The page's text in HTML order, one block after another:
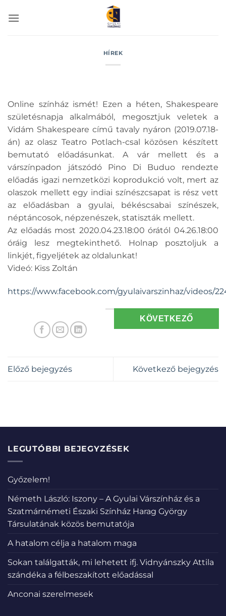
HÍREK
Online színház ismét! Ezen a héten, Shakespeare
születésnapja alkalmából, megosztjuk veletek a
Vidám Shakespeare című tavaly nyáron (2019.07.18-
án) az olasz Teatro Potlach-csal közösen készített
bemutató előadásunkat. A vár mellett és a
várszínpadon játszódó Pino Di Buduo rendezte
előadás igazi nemzetközi koprodukció volt, mert az
olaszok mellett egy indiai színészcsapat is rész vett
az előadásban a gyulai, békéscsabai színészek,
néptáncosok, népzenészek, statiszták mellett.
Az előadás most 2020.04.23.18:00 órától 04.26.18:00
óráig lesz megtekinthető. Holnap posztoljuk a
linkjét, figyeljétek az oldalunkat!
Videó: Kiss Zoltán
https://www.facebook.com/gyulaivarszinhaz/videos/
KÖVETKEZŐ
Előző bejegyzés Következő bejegyzés
LEGUTÓBBI BEJEGYZÉSEK
Győzelem!
Németh László: Iszony – A Gyulai Várszínház és a
Szatmárnémeti Északi Színház Harag György
Társulatának közös bemutatója
A hatalom célja a hatalom maga
Sokan találgatták, mi lehetett ifj. Vidnyánszky Attila
szándéka a félbeszakított előadással
Anconai szerelmesek